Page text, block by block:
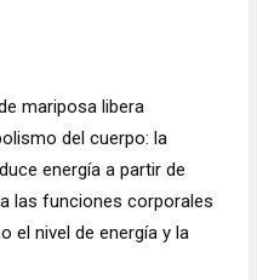
mariposa libera
del cuerpo: la
energía a partir de
las funciones corporales
el nivel de energía y la